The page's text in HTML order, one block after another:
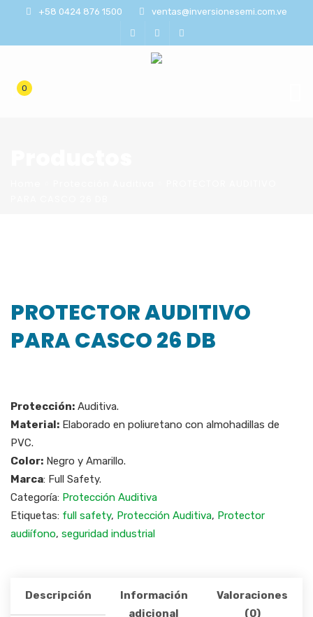
+58 0424 876 1500 ventas@inversionesemi.com.ve
0
PROTECTOR AUDITIVO
PARA CASCO 26 DB
Protección: Auditiva.
Material: Elaborado en poliuretano con almohadillas de
PVC.
Color: Negro y Amarillo.
Marca: Full Safety.
Categoría: Protección Auditiva
Etiquetas: full safety, Protección Auditiva, Protector
audiífono, seguridad industrial
Descripción
Información
adicional
Valoraciones
(0)